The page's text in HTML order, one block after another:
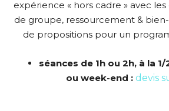
expérience « hors cadre » avec
de groupe, ressourcement &
de propositions pour un
séances de 1h ou 2h, à la
ou week-end : devis